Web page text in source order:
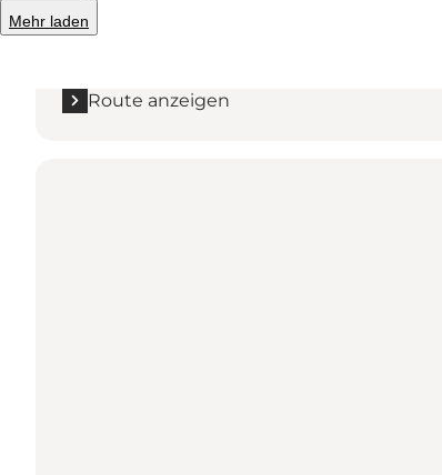
Mehr laden6400 Sønderborg
Route anzeigen